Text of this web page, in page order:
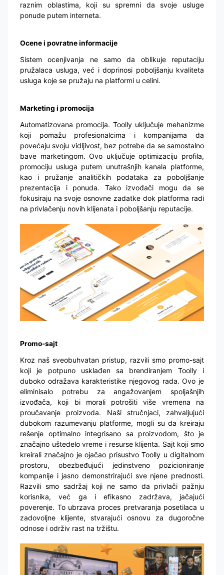
raznim oblastima, koji su spremni da svoje usluge
ponude putem interneta.
Ocene i povratne informacije
Sistem ocenjivanja ne samo da oblikuje reputaciju
pružalaca usluga, već i doprinosi poboljšanju kvaliteta
usluga koje se pružaju na platformi u celini.
Marketing i promocija
Automatizovana promocija. Toolly uključuje mehanizme
koji pomažu profesionalcima i kompanijama da
povećaju svoju vidljivost, bez potrebe da se samostalno
bave marketingom. Ovo uključuje optimizaciju profila,
promociju usluga putem unutrašnjih kanala platforme,
kao i pružanje analitičkih podataka za poboljšanje
prezentacija i ponuda. Tako izvođači mogu da se
fokusiraju na svoje osnovne zadatke dok platforma radi
na privlačenju novih klijenata i poboljšanju reputacije.
Promo-sajt
Kroz naš sveobuhvatan pristup, razvili smo promo-sajt
koji je potpuno usklađen sa brendiranjem Toolly i
duboko odražava karakteristike njegovog rada. Ovo je
eliminisalo potrebu za angažovanjem spoljašnjih
izvođača, koji bi morali potrošiti više vremena na
proučavanje proizvoda. Naši stručnjaci, zahvaljujući
dubokom razumevanju platforme, mogli su da kreiraju
rešenje optimalno integrisano sa proizvodom, što je
značajno uštedelo vreme i resurse klijenta. Sajt koji smo
kreirali značajno je ojačao prisustvo Toolly u digitalnom
prostoru, obezbeđujući jedinstveno pozicioniranje
kompanije i jasno demonstrirajući sve njene prednosti.
Razvili smo sadržaj koji ne samo da privlači pažnju
korisnika, već ga i efikasno zadržava, jačajući
poverenje. To ubrzava proces pretvaranja posetilaca u
zadovoljne klijente, stvarajući osnovu za dugoročne
odnose i održiv rast na tržištu.